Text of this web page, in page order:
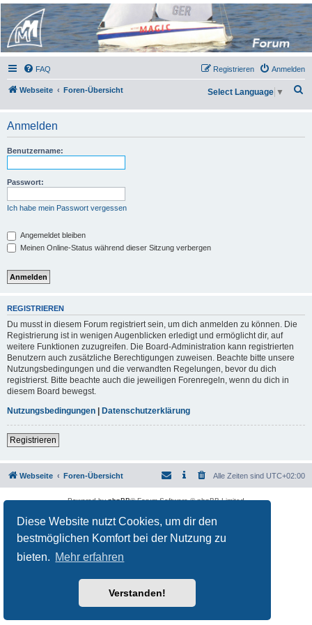
Diese Website nutzt Cookies, um dir den
bestmöglichen Komfort bei der Nutzung zu
bieten. Mehr erfahren
Verstanden!
Micro Magic Forum
Deutschland
FAQ Anmelden
Registrieren
Webseite Foren-Übersicht
h
Select Language ▼
Anmelden
Benutzername:
Passwort:
Ich habe mein Passwort vergessen
Angemeldet bleiben
Meinen Online-Status während dieser Sitzung verbergen
REGISTRIEREN
Du musst in diesem Forum registriert sein, um dich anmelden zu können. Die
Registrierung ist in wenigen Augenblicken erledigt und ermöglicht dir, auf
weitere Funktionen zuzugreifen. Die Board-Administration kann registrierten
Benutzern auch zusätzliche Berechtigungen zuweisen. Beachte bitte unsere
Nutzungsbedingungen und die verwandten Regelungen, bevor du dich
registrierst. Bitte beachte auch die jeweiligen Forenregeln, wenn du dich in
diesem Board bewegst.
Nutzungsbedingungen
Datenschutzerklärung
Registrieren
Webseite Foren-Übersicht Alle Zeiten sind UTC+02:00
Powered byphpBB® Forum Software © phpBB Limited
Datenschutz|Nutzungsbedingungen